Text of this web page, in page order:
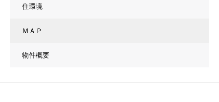
住環境
ＭＡＰ
物件概要